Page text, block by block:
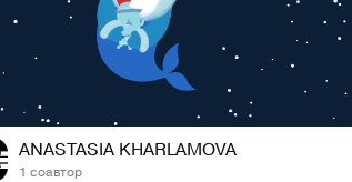
82 1,2K
ANASTASIA KHARLAMOVA
1 соавтор